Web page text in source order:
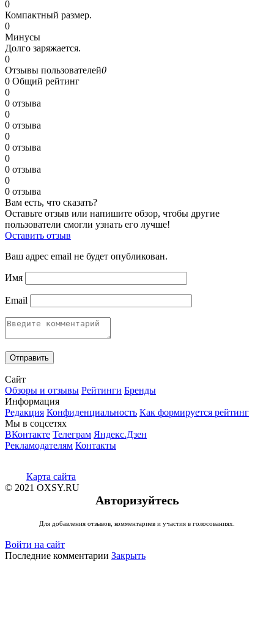
0
Компактный размер.
0
Минусы
Долго заряжается.
0
Отзывы пользователей0
0 Общий рейтинг
0
0 отзыва
0
0 отзыва
0
0 отзыва
0
0 отзыва
0
0 отзыва
Вам есть, что сказать?
Оставьте отзыв или напишите обзор, чтобы другие
пользователи смогли узнать его лучше!
Оставить отзыв
Ваш адрес email не будет опубликован.
Имя
Email
Сайт
Обзоры и отзывы Рейтинги Бренды
Информация
Редакция Конфиденциальность Как формируется рейтинг
Мы в соцсетях
ВКонтакте Телеграм Яндекс.Дзен
Рекламодателям Контакты
Карта сайта
© 2021 OXSY.RU
Авторизуйтесь
Для добавления отзывов, комментариев и участия в голосованиях.
Войти на сайт
Последние комментарии Закрыть